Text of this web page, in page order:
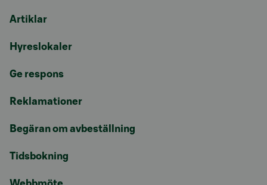
Artiklar
Hyreslokaler
Ge respons
Reklamationer
Begäran om avbeställning
Tidsbokning